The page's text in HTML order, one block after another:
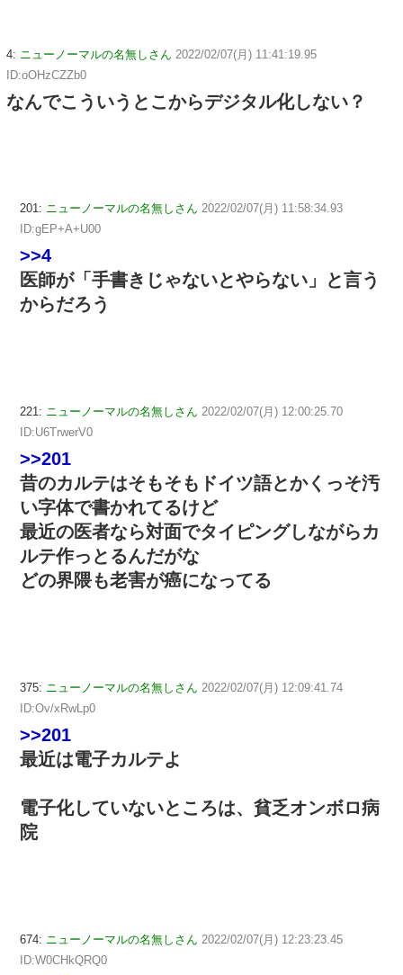
4: ニューノーマルの名無しさん 2022/02/07(月) 11:41:19.95
ID:oOHzCZZb0
なんでこういうとこからデジタル化しない？
201: ニューノーマルの名無しさん 2022/02/07(月) 11:58:34.93
ID:gEP+A+U00
>>4
医師が「手書きじゃないとやらない」と言う
からだろう
221: ニューノーマルの名無しさん 2022/02/07(月) 12:00:25.70
ID:U6TrwerV0
>>201
昔のカルテはそもそもドイツ語とかくっそ汚
い字体で書かれてるけど
最近の医者なら対面でタイピングしながらカ
ルテ作っとるんだがな
どの界隈も老害が癌になってる
375: ニューノーマルの名無しさん 2022/02/07(月) 12:09:41.74
ID:Ov/xRwLp0
>>201
最近は電子カルテよ
電子化していないところは、貧乏オンボロ病
院
674: ニューノーマルの名無しさん 2022/02/07(月) 12:23:23.45
ID:W0CHkQRQ0